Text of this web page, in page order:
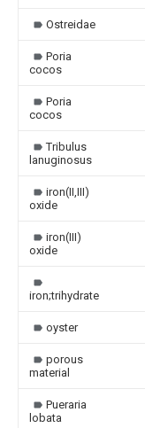
Ostreidae
Poria
cocos
Poria
cocos
Tribulus
lanuginosus
iron(II,III)
oxide
iron(III)
oxide
iron;trihydrate
oyster
porous
material
Pueraria
lobata